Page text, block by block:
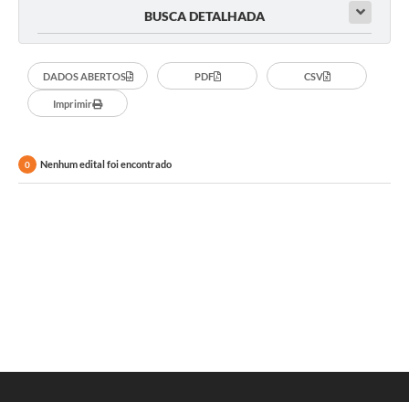
BUSCA DETALHADA
DADOS ABERTOS PDF CSV
Imprimir
0 Nenhum edital foi encontrado